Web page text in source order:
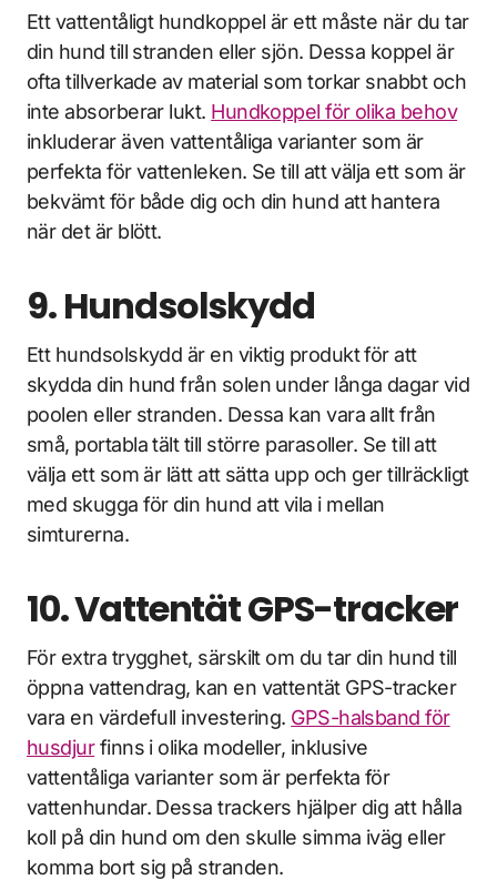
Ett vattentåligt hundkoppel är ett måste när du tar
din hund till stranden eller sjön. Dessa koppel är
ofta tillverkade av material som torkar snabbt och
inte absorberar lukt. Hundkoppel för olika behov
inkluderar även vattentåliga varianter som är
perfekta för vattenleken. Se till att välja ett som är
bekvämt för både dig och din hund att hantera
när det är blött.
9. Hundsolskydd
Ett hundsolskydd är en viktig produkt för att
skydda din hund från solen under långa dagar vid
poolen eller stranden. Dessa kan vara allt från
små, portabla tält till större parasoller. Se till att
välja ett som är lätt att sätta upp och ger tillräckligt
med skugga för din hund att vila i mellan
simturerna.
10. Vattentät GPS-tracker
För extra trygghet, särskilt om du tar din hund till
öppna vattendrag, kan en vattentät GPS-tracker
vara en värdefull investering. GPS-halsband för
husdjurfinns i olika modeller, inklusive
vattentåliga varianter som är perfekta för
vattenhundar. Dessa trackers hjälper dig att hålla
koll på din hund om den skulle simma iväg eller
komma bort sig på stranden.